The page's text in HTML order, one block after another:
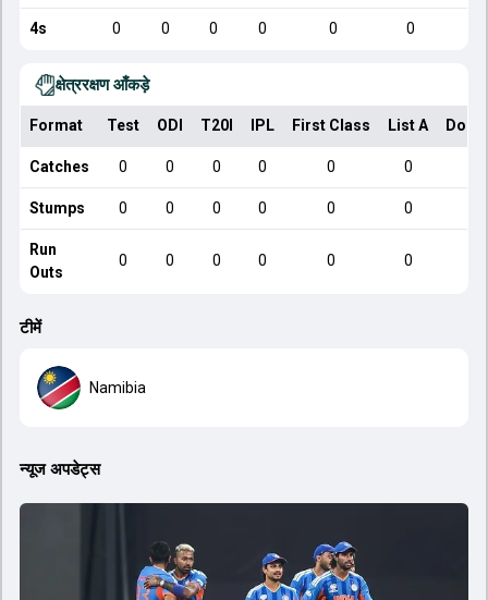
4s 0 0 0 0 0 0
क्षेत्ररक्षण आँकड़े
Format Test ODI T20I IPL First Class List A
Catches 0 0 0 0 0 0
Stumps 0 0 0 0 0 0
Run
Outs
0 0 0 0 0 0
टीमें
Namibia
न्यूज अपडेट्स